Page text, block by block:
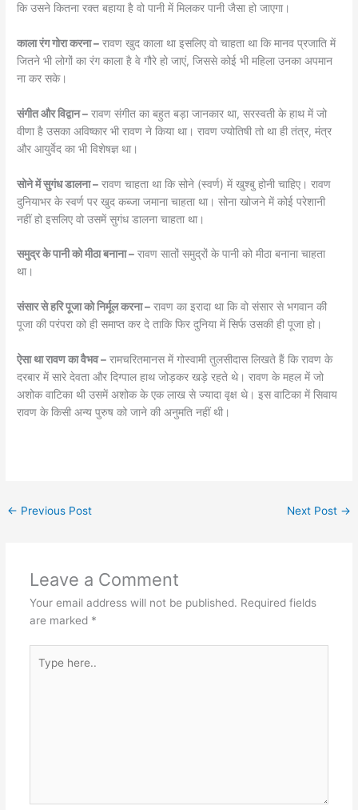
कि उसने कितना रक्त बहाया है वो पानी में मिलकर पानी जैसा हो जाएगा।
काला रंग गोरा करना – रावण खुद काला था इसलिए वो चाहता था कि मानव प्रजाति में
जितने भी लोगों का रंग काला है वे गौरे हो जाएं, जिससे कोई भी महिला उनका अपमान
ना कर सके।
संगीत और विद्वान – रावण संगीत का बहुत बड़ा जानकार था, सरस्वती के हाथ में जो
वीणा है उसका अविष्कार भी रावण ने किया था। रावण ज्योतिषी तो था ही तंत्र, मंत्र
और आयुर्वेद का भी विशेषज्ञ था।
सोने में सुगंध डालना – रावण चाहता था कि सोने (स्वर्ण) में खुश्बु होनी चाहिए। रावण
दुनियाभर के स्वर्ण पर खुद कब्जा जमाना चाहता था। सोना खोजने में कोई परेशानी
नहीं हो इसलिए वो उसमें सुगंध डालना चाहता था।
समुद्र के पानी को मीठा बनाना – रावण सातों समुद्रों के पानी को मीठा बनाना चाहता
था।
संसार से हरि पूजा को निर्मूल करना – रावण का इरादा था कि वो संसार से भगवान की
पूजा की परंपरा को ही समाप्त कर दे ताकि फिर दुनिया में सिर्फ उसकी ही पूजा हो।
ऐसा था रावण का वैभव – रामचरितमानस में गोस्वामी तुलसीदास लिखते हैं कि रावण के
दरबार में सारे देवता और दिग्पाल हाथ जोड़कर खड़े रहते थे। रावण के महल में जो
अशोक वाटिका थी उसमें अशोक के एक लाख से ज्यादा वृक्ष थे। इस वाटिका में सिवाय
रावण के किसी अन्य पुरुष को जाने की अनुमति नहीं थी।
← Previous Post Next Post →
Leave a Comment
Your email address will not be published. Required fields
are marked *
here..